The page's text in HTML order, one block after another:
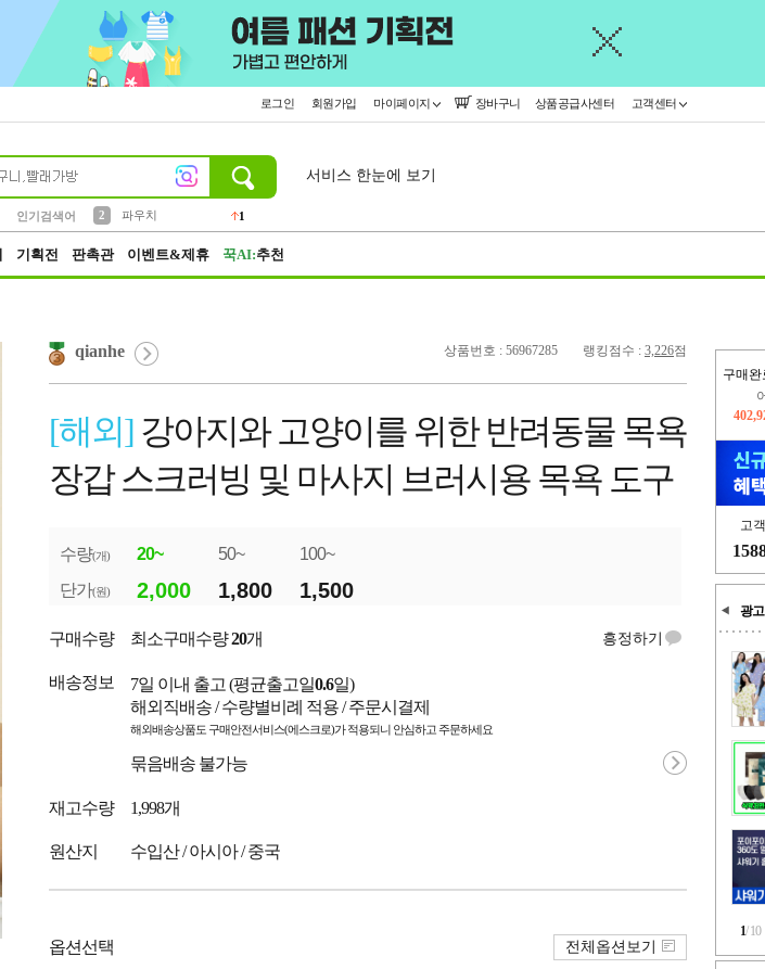
로그인 회원가입 마이페이지 장바구니 상품공급사센터 고객센터
인기검색어
2
파우치
1
서비스 한눈에 보기
기획전 판촉관 이벤트&제휴 꾹AI:추천
구매완
오
고
광고
1/10
상품번호 : 56967285 랭킹점수 : 3,226점
qianhe
[해외] 강아지와 고양이를 위한 반려동물 목욕
장갑 스크러빙 및 마사지 브러시용 목욕 도구
수량(개) 20~ 50~
100~
단가(원) 2,000 1,800 1,500
구매수량 최소구매수량20개 흥정하기
배송정보 7일 이내 출고 (평균출고일0.6일)
해외직배송 / 수량별비례 적용 / 주문시결제
해외배송상품도 구매안전서비스(에스크로)가 적용되니 안심하고 주문하세요
묶음배송 불가능
재고수량 1,998개
원산지 수입산 / 아시아 / 중국
옵션선택 전체옵션보기